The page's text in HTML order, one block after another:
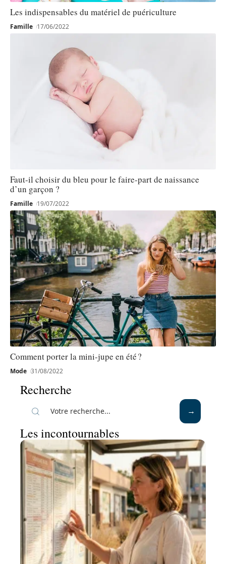
Les indispensables du matériel de puériculture
Famille 17/06/2022
Faut-il choisir du bleu pour le faire-part de naissance
d’un garçon ?
Famille 19/07/2022
Comment porter la mini-jupe en été ?
Mode 31/08/2022
Recherche
Les incontournables